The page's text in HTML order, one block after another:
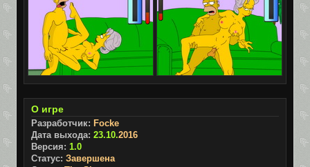
О игре
Разработчик: Focke
Дата выхода: 23.10.2016
Версия: 1.0
Статус: Завершена